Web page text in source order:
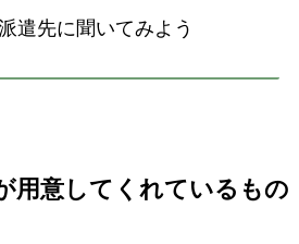
遣先に聞いてみよう
用意してくれているもの